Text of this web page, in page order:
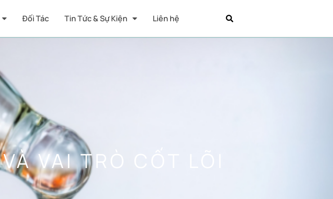
Đối Tác Tin Tức & Sự Kiện Liên hệ
VAI TRÒ CỐT LÕI